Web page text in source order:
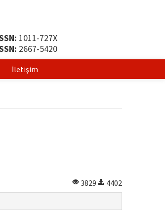
1011-727X
2667-5420
İletişim
3829
4402